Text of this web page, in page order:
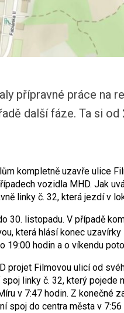
přípravné práce na
další fáze. Ta si od
kompletně uzavře ulice
vozidla MHD. Jak
linky č. 32, která jezdí v
30. listopadu. V případě
která hlásí konec uzavírky
19:00 hodin a o víkendu
projet Filmovou ulicí od
linky č. 32, který pojede
v 7:47 hodin. Z konečné
spoj do centra města v 7:56